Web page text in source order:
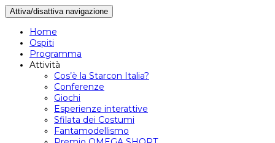
Attiva/disattiva navigazione
Home
Ospiti
Programma
Attività
Cos’è la Starcon Italia?
Conferenze
Giochi
Esperienze interattive
Sfilata dei Costumi
Fantamodellismo